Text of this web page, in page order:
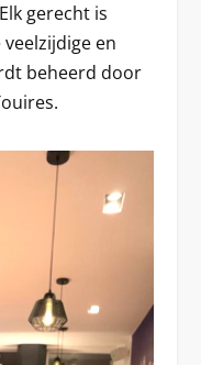
gerecht is
en
beheerd door